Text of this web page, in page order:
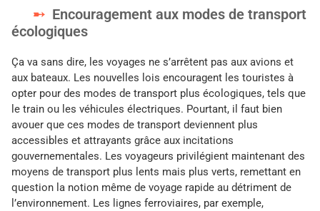
Encouragement aux modes de transport
écologiques
Ça va sans dire, les voyages ne s’arrêtent pas aux avions et
aux bateaux. Les nouvelles lois encouragent les touristes à
opter pour des modes de transport plus écologiques, tels que
le train ou les véhicules électriques. Pourtant, il faut bien
avouer que ces modes de transport deviennent plus
accessibles et attrayants grâce aux incitations
gouvernementales. Les voyageurs privilégient maintenant des
moyens de transport plus lents mais plus verts, remettant en
question la notion même de voyage rapide au détriment de
l’environnement. Les lignes ferroviaires, par exemple,